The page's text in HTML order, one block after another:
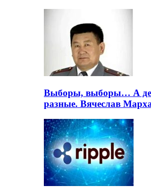
Выборы, выборы… А
разные. Вячеслав